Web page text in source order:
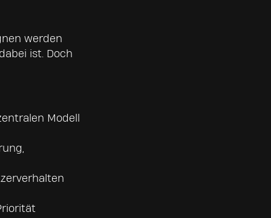
werden
ist. Doch
Modell